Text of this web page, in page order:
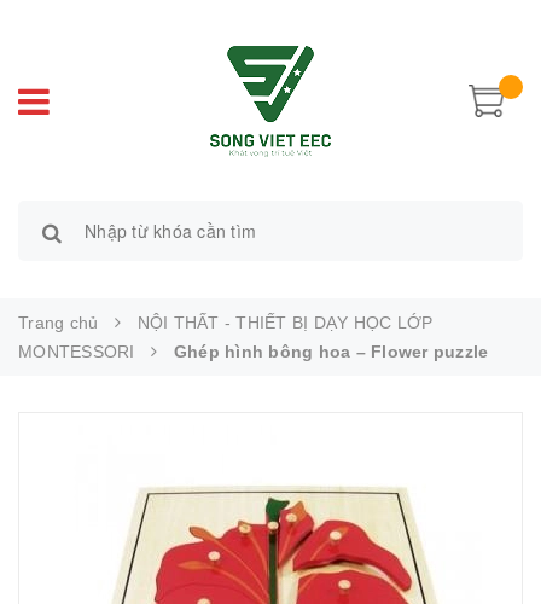
Trang chủ
NỘI THẤT - THIẾT BỊ DẠY HỌC LỚP
MONTESSORI
Ghép hình bông hoa – Flower puzzle